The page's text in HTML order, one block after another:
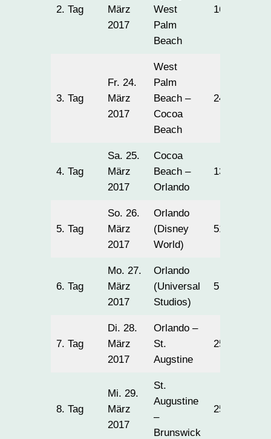
2. Tag
März
2017
West
Palm
Beach
161
3. Tag
Fr. 24.
März
2017
West
Palm
Beach –
Cocoa
Beach
248
4. Tag
Sa. 25.
März
2017
Cocoa
Beach –
Orlando
132
5. Tag
So. 26.
März
2017
Orlando
(Disney
World)
51
6. Tag
Mo. 27.
März
2017
Orlando
(Universal
Studios)
5
7. Tag
Di. 28.
März
2017
Orlando –
St.
Augstine
256
8. Tag
Mi. 29.
März
2017
St.
Augustine
–
Brunswick
251